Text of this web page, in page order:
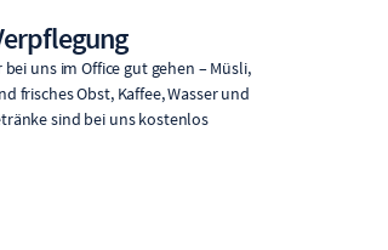
bei uns im Office gut gehen – Müsli,
frisches Obst, Kaffee, Wasser und
sind bei uns kostenlos